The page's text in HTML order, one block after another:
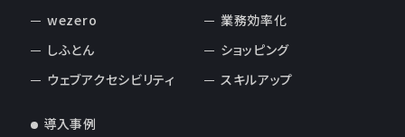
wezero
しふとん
ウェブアクセシビリティ
業務効率化
ショッピング
スキルアップ
導入事例